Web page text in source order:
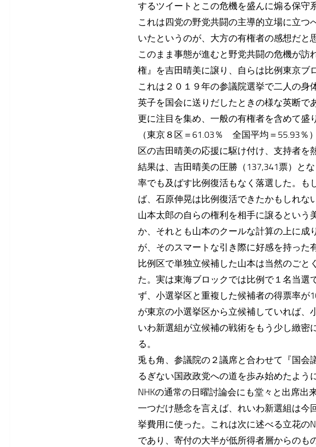
するツイートとこの危機を盛んに煽る保守
これは四党の野党共闘の主導的立場に立
いたというのが、大方の有権者の感想だと
このまま事態が進むと野党共闘の危機が
権』を吉田晴美に譲り、自らは比例東京ブ
これは２０１９年の参議院選挙で二人の
英子を国会に送りだしたときの様な英断で
更に注目を集め、一般の有権者を含めて盛
（東京８区＝61.03％ 全国平均＝55.93％
区の吉田晴美の応援に駆け付け、支持者を
結果は、吉田晴美の圧勝（137,341票）と
率でも及ばす比例復活もなく落選した。
ば、石原伸晃は比例復活できたかもしれない
山本太郎の自らの権利を相手に譲るとい
か、それとも山本のクールな計算の上に成
が、そのスマートな引き際に好感を持った
比例区で単独立候補した山本は当然のご
た。実は東海ブロックでは比例で１名当選
ず、小選挙区と重複した候補者の得票率が
が東京の小選挙区から立候補していれば
いわ新選組が立候補の戦術をもう少し緻
る。
兎も角、参議院の２議席と合わせて『国
るぎない国政政党への道を歩み始めたよう
NHKの通常の日曜討論会にも堂々と出席出
一つだけ懸念を言えば、れいわ新選組は今
挙費用に使った。これは次に述べる立花の
であり、寄付の大半が低所得者層からの